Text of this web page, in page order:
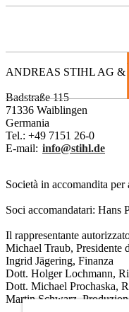
ANDREAS STIHL AG &
Badstraße 115
71336 Waiblingen
Germania
Tel.: +49 7151 26-0
E-mail: info@stihl.de
Società in accomandita per
Soci accomandatari: Hans
Il rappresentante
Michael Traub, Presidente
Ingrid Jägering, Finanza
Dott. Holger Lochmann,
Dott. Michael Prochaska,
Martin Schwarz,